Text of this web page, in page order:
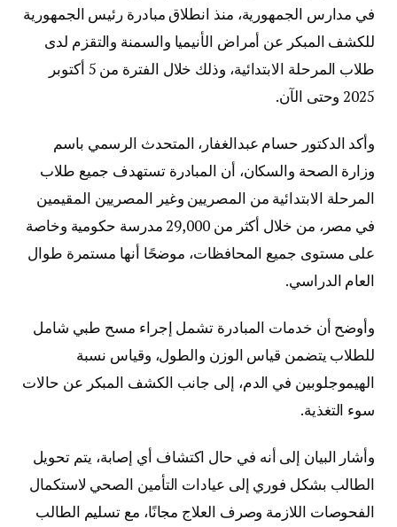
في مدارس الجمهورية، منذ انطلاق مبادرة رئيس الجمهورية
للكشف المبكر عن أمراض الأنيميا والسمنة والتقزم لدى
طلاب المرحلة الابتدائية، وذلك خلال الفترة من 5 أكتوبر
2025 وحتى الآن.
وأكد الدكتور حسام عبدالغفار، المتحدث الرسمي باسم
وزارة الصحة والسكان، أن المبادرة تستهدف جميع طلاب
المرحلة الابتدائية من المصريين وغير المصريين المقيمين
في مصر، من خلال أكثر من 29,000 مدرسة حكومية وخاصة
على مستوى جميع المحافظات، موضحًا أنها مستمرة طوال
العام الدراسي.
وأوضح أن خدمات المبادرة تشمل إجراء مسح طبي شامل
للطلاب يتضمن قياس الوزن والطول، وقياس نسبة
الهيموجلوبين في الدم، إلى جانب الكشف المبكر عن حالات
سوء التغذية.
وأشار البيان إلى أنه في حال اكتشاف أي إصابة، يتم تحويل
الطالب بشكل فوري إلى عيادات التأمين الصحي لاستكمال
الفحوصات اللازمة وصرف العلاج مجانًا، مع تسليم الطالب